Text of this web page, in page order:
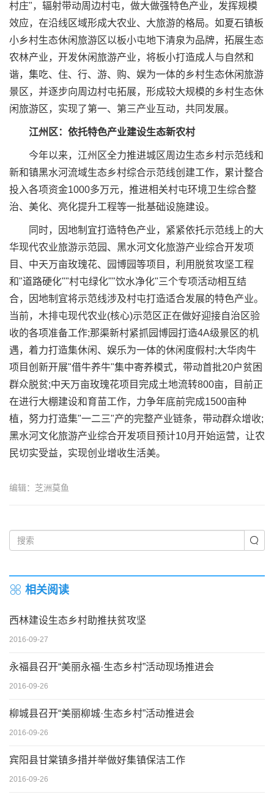
村庄"，辐射带动周边村屯，做大做强特色产业，发挥规模
效应，在沿线区域形成大农业、大旅游的格局。如夏石镇板
小乡村生态休闲旅游区以板小屯地下清泉为品牌，拓展生态
农林产业，开发休闲旅游产业，将板小打造成人与自然和
谐，集吃、住、行、游、购、娱为一体的乡村生态休闲旅游
景区，并逐步向周边村屯拓展，形成较大规模的乡村生态休
闲旅游区，实现了第一、第三产业互动，共同发展。
江州区：依托特色产业建设生态新农村
今年以来，江州区全力推进城区周边生态乡村示范线和
新和镇黑水河流域生态乡村综合示范线创建工作，累计整合
投入各项资金1000多万元，推进相关村屯环境卫生综合整
治、美化、亮化提升工程等一批基础设施建设。
同时，因地制宜打造特色产业，紧紧依托示范线上的大
华现代农业旅游示范园、黑水河文化旅游产业综合开发项
目、中天万亩玫瑰花、园博园等项目，利用脱贫攻坚工程
和"道路硬化""村屯绿化""饮水净化"三个专项活动相互结
合，因地制宜将示范线涉及村屯打造适合发展的特色产业。
当前，木排屯现代农业(核心)示范区正在做好迎接自治区验
收的各项准备工作;那渠新村紧抓园博园打造4A级景区的机
遇，着力打造集休闲、娱乐为一体的休闲度假村;大华肉牛
项目创新开展"借牛养牛"集中寄养模式，带动首批20户贫困
群众脱贫;中天万亩玫瑰花项目完成土地流转800亩，目前正
在进行大棚建设和育苗工作，力争年底前完成1500亩种
植，努力打造集"一二三"产的完整产业链条，带动群众增收;
黑水河文化旅游产业综合开发项目预计10月开始运营，让农
民切实受益，实现创业增收生活美。
编辑：芝洲莫鱼
相关阅读
西林建设生态乡村助推扶贫攻坚
2016-09-27
永福县召开“美丽永福·生态乡村”活动现场推进会
2016-09-26
柳城县召开“美丽柳城·生态乡村”活动推进会
2016-09-26
宾阳县甘棠镇多措并举做好集镇保洁工作
2016-09-26